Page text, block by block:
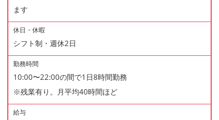
ます
休日・休暇
シフト制・週休2日
勤務時間
10:00〜22:00の間で1日8時間勤務
※残業有り。月平均40時間ほど
給与